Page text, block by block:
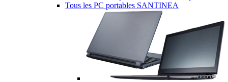
Tous les PC portables SANTINEA